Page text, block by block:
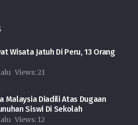
Wisata Jatuh Di Peru, 13 Orang
Views:21
Malaysia Diadili Atas Dugaan
Siswi Di Sekolah
Views: 12